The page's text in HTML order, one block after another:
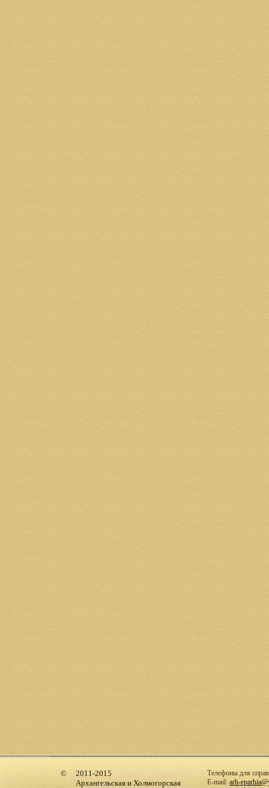
2011-2015
Архангельская и Холмогорская
Телефоны для
E-mail: arh-